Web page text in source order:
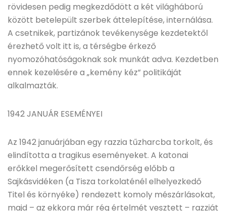
rövidesen pedig megkezdődött a két világháború
között betelepült szerbek áttelepítése, internálása.
A csetnikek, partizánok tevékenysége kezdetektől
érezhető volt itt is, a térségbe érkező
nyomozóhatóságoknak sok munkát adva. Kezdetben
ennek kezelésére a „kemény kéz” politikáját
alkalmazták.
1942 JANUÁR ESEMÉNYEI
Az 1942 januárjában egy razzia tűzharcba torkolt, és
elindította a tragikus eseményeket. A katonai
erőkkel megerősített csendőrség előbb a
Sajkásvidéken (a Tisza torkolaténél elhelyezkedő
Titel és környéke) rendezett komoly mészárlásokat,
majd – az ekkora már rég értelmét vesztett – razziát